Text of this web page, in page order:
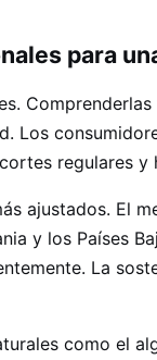
para
Los
regulares y
ajustados. El
y los Países
La
como el